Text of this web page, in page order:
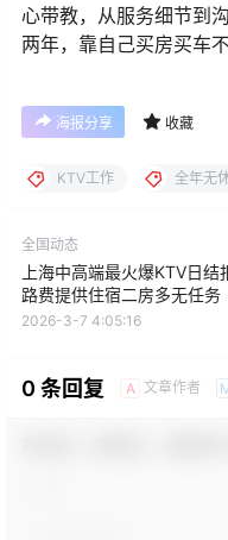
心带教，从服务细节到
两年，靠自己买房买车不
海报分享 收藏
KTV工作 全年无
全国动态
上海中高端最火爆KTV日结
路费提供住宿二房多无任务
2026-3-7 4:05:16
0 条回复 A 文章作者